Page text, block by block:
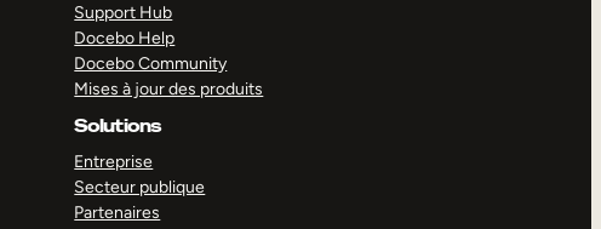
Support Hub
Docebo Help
Docebo Community
Mises à jour des produits
Solutions
Entreprise
Secteur publique
Partenaires